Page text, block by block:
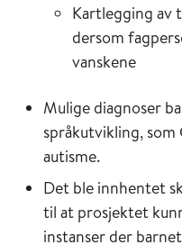
Kartlegging av
dersom
vanskene
Mulige diagnoser
språkutvikling, som
autisme.
Det ble innhentet
til at prosjektet
instanser der